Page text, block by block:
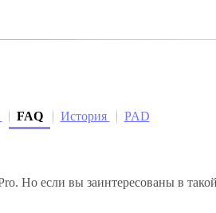
FAQ История PAD